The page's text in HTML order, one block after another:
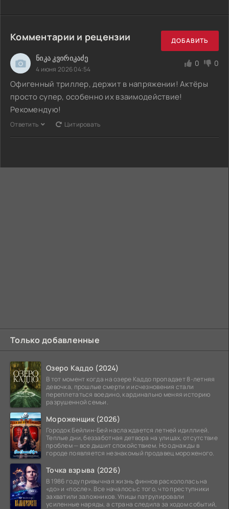
Комментарии и рецензии ДОБАВИТЬ
ნიკა კვირიკაძე
4 июня 2026 04:54
0 0
Офигенный триллер, держит в напряжении! Актёры
просто супер, особенно их взаимодействие!
Рекомендую!
Ответить Цитировать
Только добавленные
Озеро Каддо (2024)
В тот момент когда на озере Каддо пропадает 8-летняя
девочка, прошлые смерти и исчезновения стали
переплетаться воедино, кардинально меняя историю
разрушенной семьи.
Мороженщик (2026)
Городок Бейлин-Бей наслаждается летней идиллией.
Теплые дни, беззаботная детвора на улицах, отсутствие
проблем — все дышит спокойствием. Но однажды в
городе появляется незнакомый продавец мороженого.
Точка взрыва (2026)
В 1986 году привычная жизнь финнов раскололась на
«до» и «после». Все началось с того, что преступники
захватили заложников. Улицы патрулировали
усиленные наряды, а страна следила за ходом событий,